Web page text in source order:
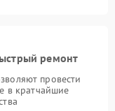
ремонт
провести
в кратчайшие